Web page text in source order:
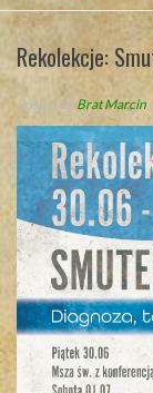
Rekolekcje:
Posted ByBrat Marcin